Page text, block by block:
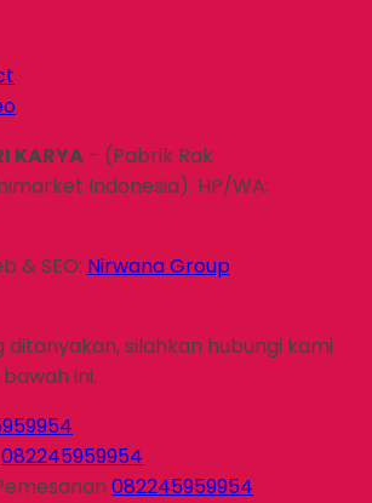
KARYA - (Pabrik Rak
Indonesia). HP/WA:
& SEO: Nirwana Group
ditanyakan, silahkan hubungi kami
ini.
082245959954
082245959954